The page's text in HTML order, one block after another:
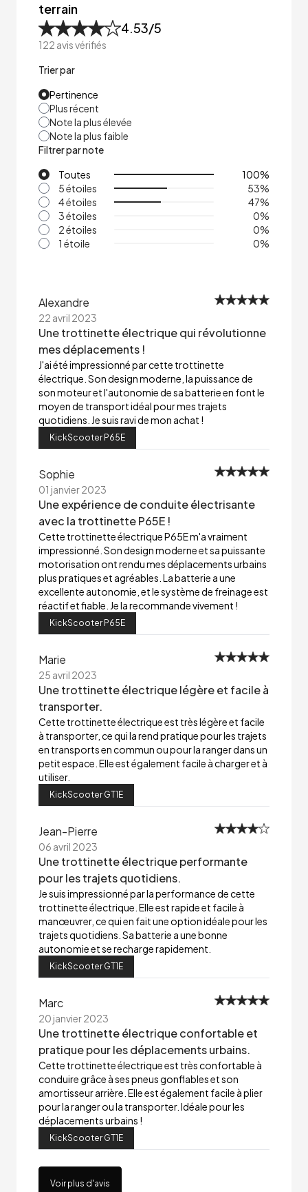
terrain
4.53/5
122 avis vérifiés
Trier par
Pertinence
Plus récent
Note la plus élevée
Note la plus faible
Filtrer par note
Toutes
100%
5 étoiles
53%
4 étoiles
47%
3 étoiles
0%
2 étoiles
0%
1 étoile
0%
Alexandre
22 avril 2023
Une trottinette électrique qui révolutionne
mes déplacements !
J'ai été impressionné par cette trottinette
électrique. Son design moderne, la puissance de
son moteur et l'autonomie de sa batterie en font le
moyen de transport idéal pour mes trajets
quotidiens. Je suis ravi de mon achat !
KickScooter P65E
Sophie
01 janvier 2023
Une expérience de conduite électrisante
avec la trottinette P65E !
Cette trottinette électrique P65E m'a vraiment
impressionné. Son design moderne et sa puissante
motorisation ont rendu mes déplacements urbains
plus pratiques et agréables. La batterie a une
excellente autonomie, et le système de freinage est
réactif et fiable. Je la recommande vivement !
KickScooter P65E
Marie
25 avril 2023
Une trottinette électrique légère et facile à
transporter.
Cette trottinette électrique est très légère et facile
à transporter, ce qui la rend pratique pour les trajets
en transports en commun ou pour la ranger dans un
petit espace. Elle est également facile à charger et à
utiliser.
KickScooter GT1E
Jean-Pierre
06 avril 2023
Une trottinette électrique performante
pour les trajets quotidiens.
Je suis impressionné par la performance de cette
trottinette électrique. Elle est rapide et facile à
manœuvrer, ce qui en fait une option idéale pour les
trajets quotidiens. Sa batterie a une bonne
autonomie et se recharge rapidement.
KickScooter GT1E
Marc
20 janvier 2023
Une trottinette électrique confortable et
pratique pour les déplacements urbains.
Cette trottinette électrique est très confortable à
conduire grâce à ses pneus gonflables et son
amortisseur arrière. Elle est également facile à plier
pour la ranger ou la transporter. Idéale pour les
déplacements urbains !
KickScooter GT1E
Voir plus d'avis